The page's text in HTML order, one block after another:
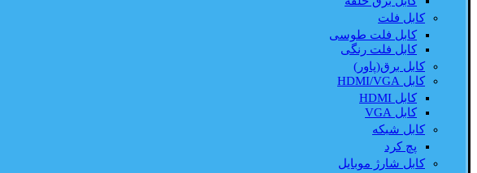
کابل فلت
کابل فلت طوسی
کابل فلت رنگی
کابل برق(پاور)
کابل HDMI/VGA
کابل HDMI
کابل VGA
کابل شبکه
پچ کرد
کابل شارژ موبایل